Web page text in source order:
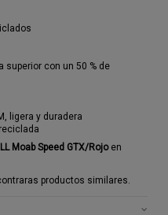
superior con un 50 % de
ligera y duradera
Moab Speed GTX/Rojoen
productos similares.